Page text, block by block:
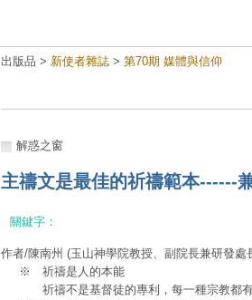
出版品 > 新使者雜誌 > 第70期 媒體與信仰
解惑之窗
主禱文是最佳的祈禱範本------
關鍵字：
作者/陳南州 (玉山神學院教授、副院長兼研發處
※ 祈禱是人的本能
祈禱不是基督徒的專利，每一種宗教都有